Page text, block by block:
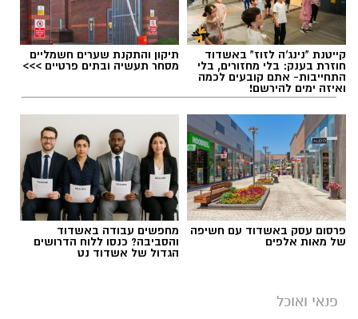
קייטנת "נינג'ה לזוז" באשדוד
חוזרת בענק: בלי מחזורים, בלי
התחייבות- אתם קובעים לכמה
ואיזה ימים להירשם!
תיקון והתקנת שערים חשמליים
מסחר תעשיה ובתים פרטיים >>>
פרסום עסק באשדוד עם חשיפה
של מאות אלפים
מחפשים עבודה באשדוד
והסביבה? כנסו ללוח הדרושים
הגדול של אשדוד נט
פנאי ואוכל